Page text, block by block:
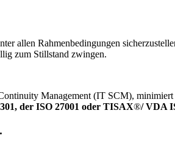
allen Rahmenbedingungen
zum Stillstand zwingen.
Management (IT SCM), minimiert
der ISO 27001 oder TISAX®/ VDA